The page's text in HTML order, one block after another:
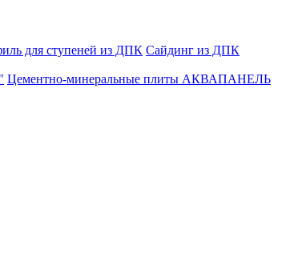
для ступеней из ДПК Сайдинг из ДПК
Цементно-минеральные плиты АКВАПАНЕЛЬ